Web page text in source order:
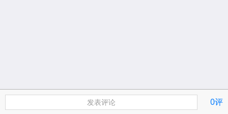
发表评论 0评